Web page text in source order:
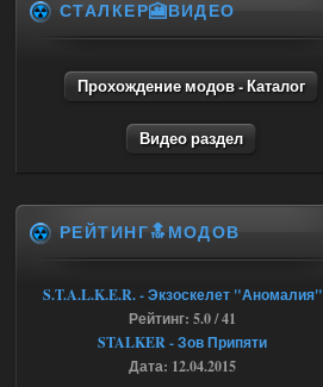
вот ещё этот же трелер с
вашего сайта, https://stalker-
_trejler_2022/2022-11-30-6818
Объединенный Пак 2 + OGSR +
andreyforest1993
+ STCoP WP 3.4, только нет ни каких
анимаций курения и анимаций еды и
экзоча как в трелере
Ответить ➤
04.08.2026
СТАЛКЕР🎦ВИДЕО
Прохождение модов - Каталог
Видео раздел
РЕЙТИНГ🔝МОДОВ
S.T.A.L.K.E.R. - Экзоскелет "Аномалия"
Рейтинг: 5.0 / 41
STALKER - Зов Припяти
Дата: 12.04.2015